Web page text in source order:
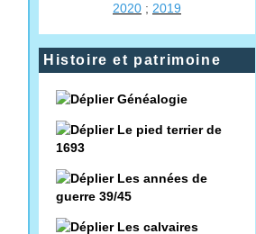
2020 ; 2019
Histoire et patrimoine
Généalogie
Le pied terrier de
1693
Les années de
guerre 39/45
Les calvaires